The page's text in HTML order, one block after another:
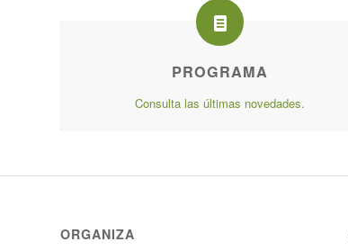
PROGRAMA
Consulta las últimas novedades.
ORGANIZA